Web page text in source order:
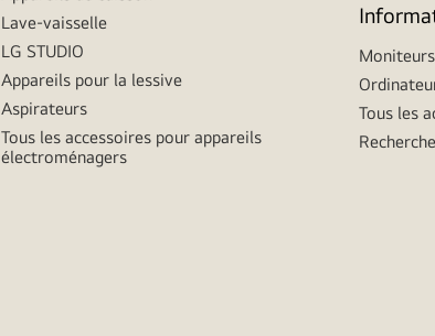
Lave-vaisselle
LG STUDIO
Appareils pour la lessive
Aspirateurs
Tous les accessoires pour appareils
électroménagers
Moniteurs
Tous les